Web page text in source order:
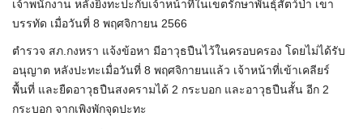
เจ้าพนักงาน หลังยิงทะปะกับเจ้าหน้าที่ในเขตรักษาพันธุ์สัตว์ป่า เขา
บรรทัด เมื่อวันที่ 8 พฤศจิกายน 2566
ตำรวจ สภ.กงหรา แจ้งข้อหา มีอาวุธปืนไว้ในครอบครอง โดยไม่ได้รับ
อนุญาต หลังปะทะเมื่อวันที่ 8 พฤศจิกายนแล้ว เจ้าหน้าที่เข้าเคลียร์
พื้นที่ และยืดอาวุธปืนสงครามได้ 2 กระบอก และอาวุธปืนสั้น อีก 2
กระบอก จากเพิงพักจุดปะทะ